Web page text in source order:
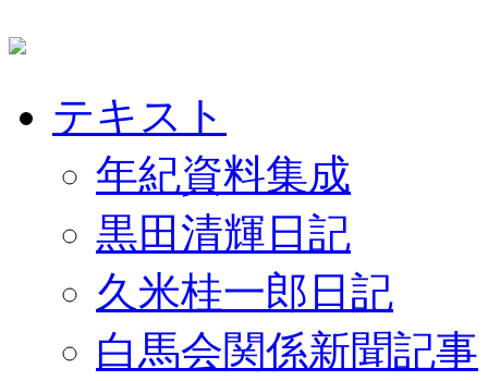
テキスト
年紀資料集成
黒田清輝日記
久米桂一郎日記
白馬会関係新聞記事